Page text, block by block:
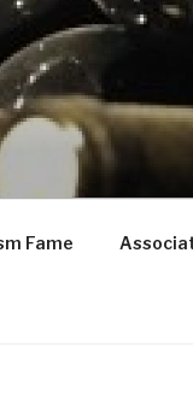
Fame